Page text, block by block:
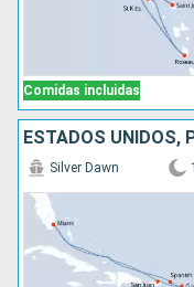
Comidas incluidas
Silver Dawn